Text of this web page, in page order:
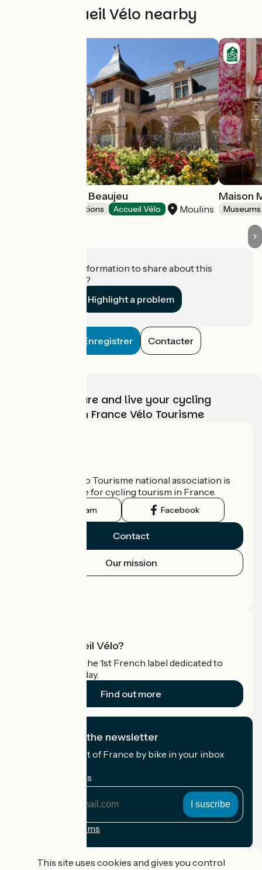
Other Accueil Vélo nearby
Musée Anne de Beaujeu
Museums & attractions Accueil Vélo Moulins
Maison
Do you have information to share about this
establishment?
Highlight a problem
Enregistrer Contacter
Choose, prepare and live your cycling
adventure with France Vélo Tourisme
The France Vélo Tourisme national association is
the official guide for cycling tourism in France.
Instagram Facebook
Contact
Our mission
What is Accueil Vélo?
Accueil Vélo is the 1st French label dedicated to
cyclists on holiday.
Find out more
I subscribe to the newsletter
Receive the best of France by bike in your inbox
My email address
Registration terms
This site uses cookies and gives you control